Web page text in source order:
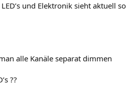
und Elektronik sieht aktuell so
alle Kanäle separat dimmen
??